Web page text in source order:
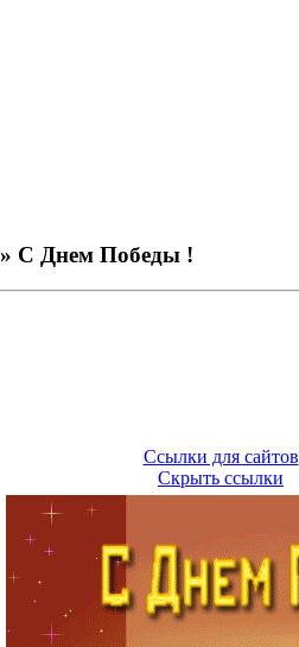
» С Днем Победы !
Ссылки для сайтов
Скрыть ссылки